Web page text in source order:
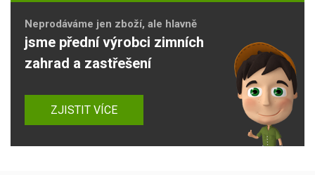
Neprodáváme jen zboží, ale hlavně
jsme přední výrobci zimních
zahrad a zastřešení
ZJISTIT VÍCE